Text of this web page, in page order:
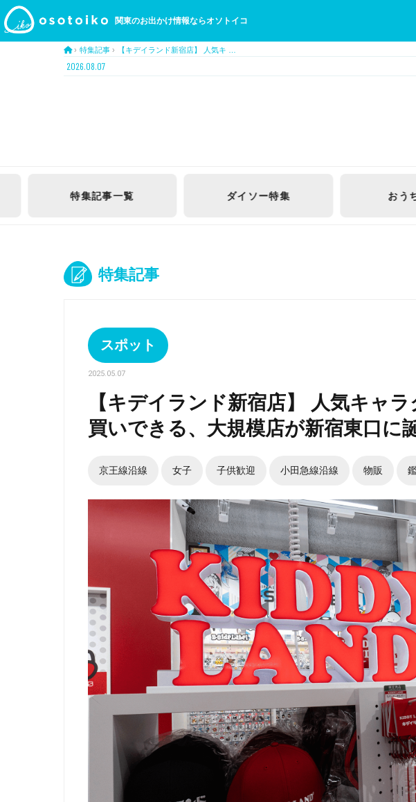
関東のお出かけ情報ならオソトイコ
› 特集記事 › 【キデイランド新宿店】 人気キ …
2026.08.07
ダイソー特集 おうち時間 TOKYO
特集記事
スポット
2025.05.07
【キデイランド新宿店】 人気キャ
買いできる、大規模店が新宿東口に
京王線沿線 女子 子供歓迎 小田急線沿線 物販